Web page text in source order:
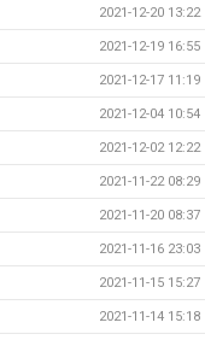
2021-12-20 13:22
2021-12-19 16:55
2021-12-17 11:19
2021-12-04 10:54
2021-12-02 12:22
2021-11-22 08:29
2021-11-20 08:37
2021-11-16 23:03
2021-11-15 15:27
2021-11-14 15:18